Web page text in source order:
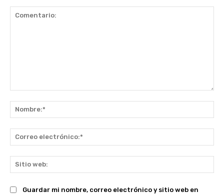
Guardar mi nombre, correo electrónico y sitio web en